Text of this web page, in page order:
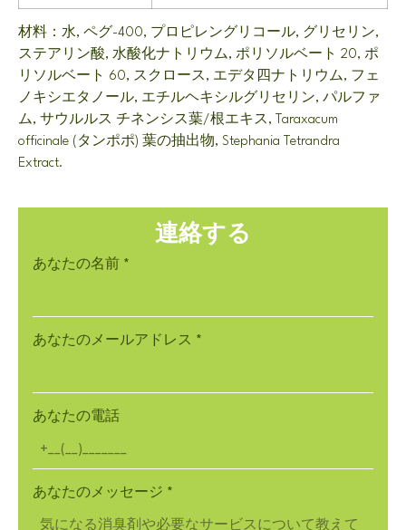
材料：水, ペグ-400, プロピレングリコール, グリセリン,
ステアリン酸, 水酸化ナトリウム, ポリソルベート 20, ポ
リソルベート 60, スクロース, エデタ四ナトリウム, フェ
ノキシエタノール, エチルヘキシルグリセリン, パルファ
ム, サウルルス チネンシス葉/根エキス, Taraxacum
officinale (タンポポ) 葉の抽出物, Stephania Tetrandra
Extract.
連絡する
あなたの名前 *
あなたのメールアドレス *
あなたの電話
あなたのメッセージ *